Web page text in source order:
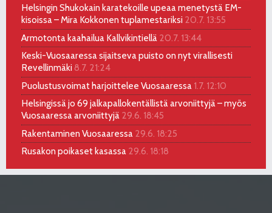
Helsingin Shukokain karatekoille upeaa menetystä EM-
kisoissa – Mira Kokkonen tuplamestariksi 20.7. 13:55
Armotonta kaahailua Kallvikintiellä 20.7. 13:44
Keski-Vuosaaressa sijaitseva puisto on nyt virallisesti
Revellinmäki 8.7. 21:24
Puolustusvoimat harjoittelee Vuosaaressa 1.7. 12:10
Helsingissä jo 69 jalkapallokentällistä arvoniittyjä – myös
Vuosaaressa arvoniittyjä 29.6. 18:45
Rakentaminen Vuosaaressa 29.6. 18:25
Rusakon poikaset kasassa 29.6. 18:18